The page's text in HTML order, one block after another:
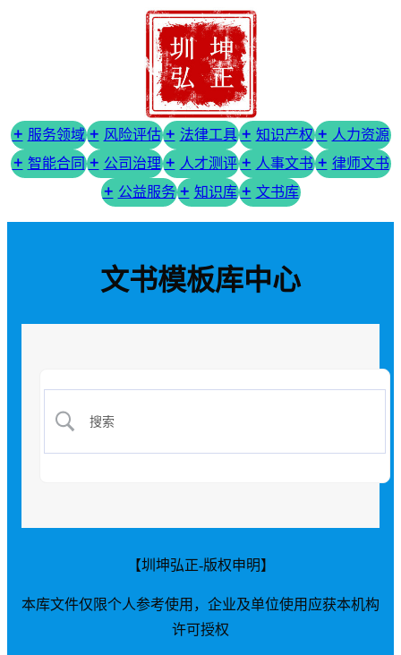
服务领域 风险评估 法律工具 知识产权
人力资源
智能合同
公司治理 人才测评 人事文书
律师文书
公益服务
知识库 文书库
文书模板库中心
【圳坤弘正-版权申明】
本库文件仅限个人参考使用，企业及单位使用应获本机构
许可授权